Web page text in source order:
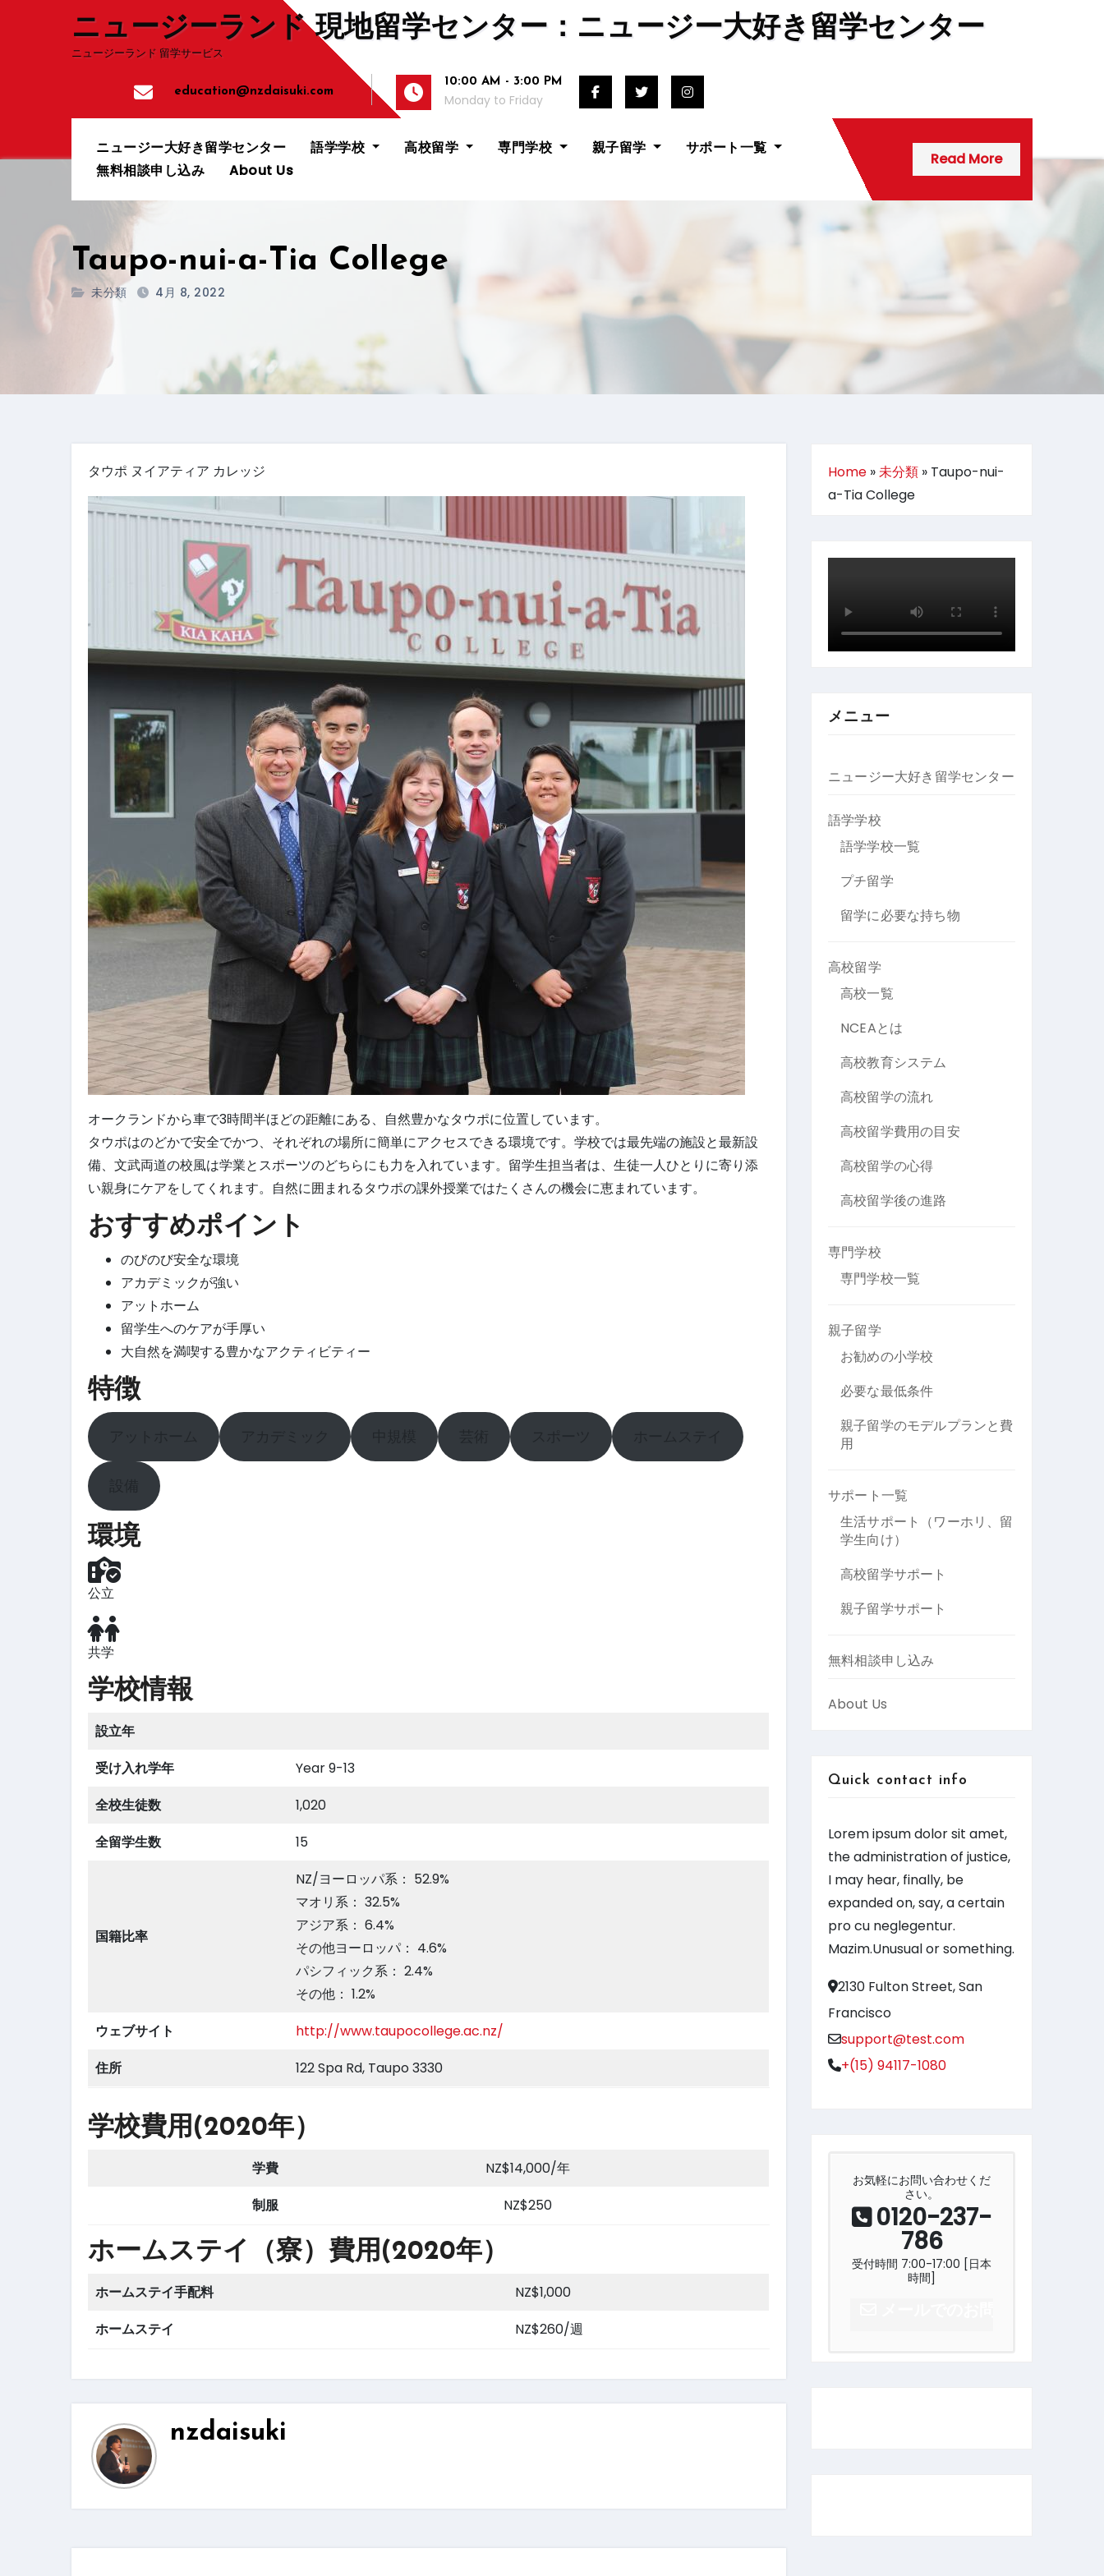
ニュージーランド 現地留学センター：ニュージー大好き留学センター
ニュージーランド 留学サービス
education@nzdaisuki.com
10:00 AM - 3:00 PM
Monday to Friday
ニュージー大好き留学センター 語学学校 高校留学 専門学校 親子留学
サポート一覧
無料相談申し込み
About Us
Read More
Taupo-nui-a-Tia College
未分類 4月 8, 2022
タウポ ヌイアティア カレッジ
オークランドから車で3時間半ほどの距離にある、自然豊かなタウポに位置しています。
タウポはのどかで安全でかつ、それぞれの場所に簡単にアクセスできる環境です。学校では最先端の施設と最新設
備、文武両道の校風は学業とスポーツのどちらにも力を入れています。留学生担当者は、生徒一人ひとりに寄り添
い親身にケアをしてくれます。自然に囲まれるタウポの課外授業ではたくさんの機会に恵まれています。
おすすめポイント
のびのび安全な環境
アカデミックが強い
アットホーム
留学生へのケアが手厚い
大自然を満喫する豊かなアクティビティー
特徴
環境
公立
共学
学校情報
設立年
受け入れ学年
Year 9-13
全校生徒数
1,020
全留学生数
15
国籍比率
NZ/ヨーロッパ系： 52.9%
マオリ系： 32.5%
アジア系： 6.4%
その他ヨーロッパ： 4.6%
パシフィック系： 2.4%
その他： 1.2%
ウェブサイト
http://www.taupocollege.ac.nz/
住所
122 Spa Rd, Taupo 3330
学校費用(2020年）
学費
NZ$14,000/年
制服
NZ$250
ホームステイ（寮）費用(2020年）
ホームステイ手配料
NZ$1,000
ホームステイ
NZ$260/週
nzdaisuki
Home »未分類 » Taupo-nui-
a-Tia College
メニュー
ニュージー大好き留学センター
語学学校
語学学校一覧
プチ留学
留学に必要な持ち物
高校留学
高校一覧
NCEAとは
高校教育システム
高校留学の流れ
高校留学費用の目安
高校留学の心得
高校留学後の進路
専門学校
専門学校一覧
親子留学
お勧めの小学校
必要な最低条件
親子留学のモデルプランと費
用
サポート一覧
生活サポート（ワーホリ、留
学生向け）
高校留学サポート
親子留学サポート
無料相談申し込み
About Us
Quick contact info
Lorem ipsum dolor sit amet,
the administration of justice,
I may hear, finally, be
expanded on, say, a certain
pro cu neglegentur.
Mazim.Unusual or something.
2130 Fulton Street, San
Francisco
support@test.com
+(15) 94117-1080
お気軽にお問い合わせくだ
さい。
0120-237-
786
受付時間 7:00-17:00 [日本
時間]